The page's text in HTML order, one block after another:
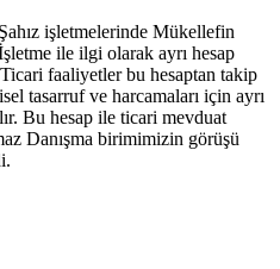
Şahız işletmelerinde Mükellefin
ile ilgi olarak ayrı hesap
Ticari faaliyetler bu hesaptan takip
tasarruf ve harcamaları için ayrı
Bu hesap ile ticari mevduat
Danışma birimimizin görüşü